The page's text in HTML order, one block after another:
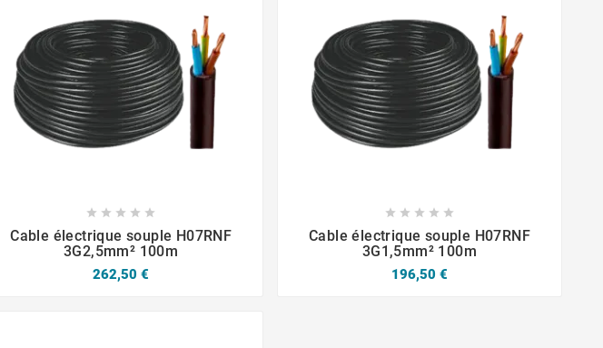
 
    
Cable électrique souple H07RNF
3G2,5mm² 100m
262,50 €
 
    
Cable électrique souple H07RNF
3G1,5mm² 100m
196,50 €